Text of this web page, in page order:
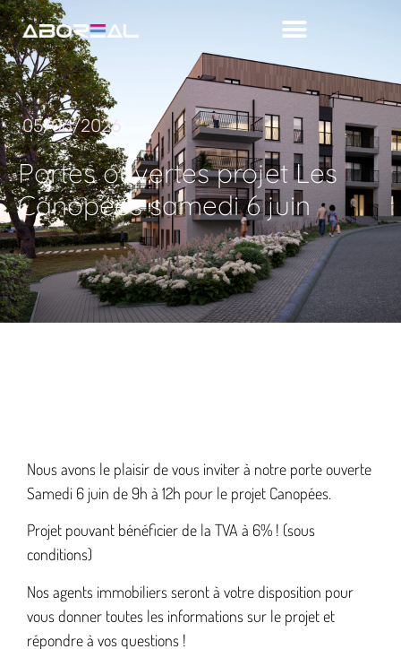
05/06/2026
Portes ouvertes projet Les
Canopées samedi 6 juin
Nous avons le plaisir de vous inviter à notre porte ouverte
Samedi 6 juin de 9h à 12h pour le projet Canopées.
Projet pouvant bénéficier de la TVA à 6% ! (sous
conditions)
Nos agents immobiliers seront à votre disposition pour
vous donner toutes les informations sur le projet et
répondre à vos questions !